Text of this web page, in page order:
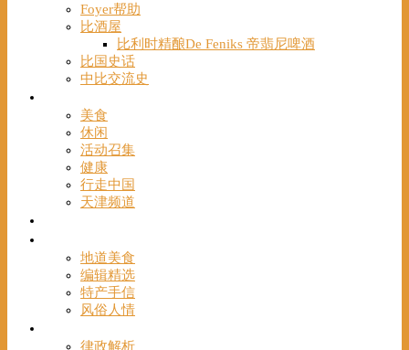
Foyer帮助
比酒屋
比利时精酿De Feniks 帝翡尼啤酒
比国史话
中比交流史
美食
休闲
活动召集
健康
行走中国
天津频道
地道美食
编辑精选
特产手信
风俗人情
律政解析